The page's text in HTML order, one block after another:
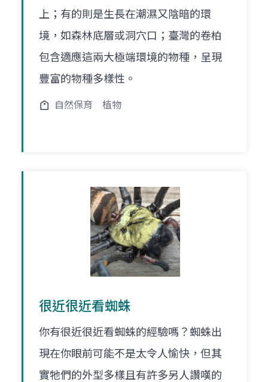
上；有的則是生長在潮濕又陰暗的環
境，如森林底層或洞穴口；臺灣的卷柏
包含適應這兩大極端環境的物種，呈現
豐富的物種多樣性。
自然保育 植物
很近很近看蜘蛛
你有很近很近看蜘蛛的經驗嗎？蜘蛛出
現在你眼前可能不是太令人愉快，但其
實牠們的外型多樣且有許多另人讚嘆的